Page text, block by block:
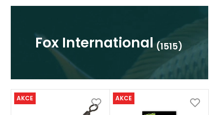
Fox International (1515)
AKCE AKCE